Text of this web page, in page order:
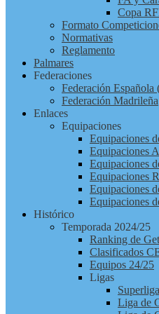
Copa
Formato
Normativas
Reglamento
Palmares
Federaciones
Federación Española
Federación Madrileña
Enlaces
Equipaciones
Equipaciones
Equipaciones
Equipaciones
Equipaciones
Equipaciones
Equipaciones
Histórico
Temporada 2024/25
Ranking de
Clasificados
Equipos 24/25
Ligas
Liga de